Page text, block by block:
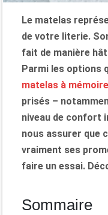
Le matelas
de votre literie.
fait de manière
Parmi les options
matelas à
prisés –
niveau de confort
nous assurer que
vraiment ses
faire un essai.
Sommaire